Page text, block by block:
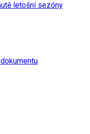
letošní sezóny